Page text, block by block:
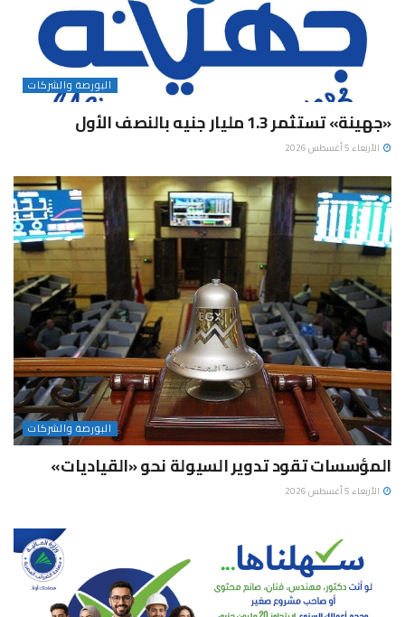
البورصة والشركات
«جهينة» تستثمر 1.3 مليار جنيه بالنصف الأول
الأربعاء 5 أغسطس 2026
البورصة والشركات
المؤسسات تقود تدوير السيولة نحو «القياديات»
الأربعاء 5 أغسطس 2026